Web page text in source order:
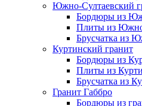
Южно-Султаевский
Бордюры из
Плиты из
Брусчатка из
Куртинский гранит
Бордюры из
Плиты из
Брусчатка из
Гранит Габбро
Бордюры из